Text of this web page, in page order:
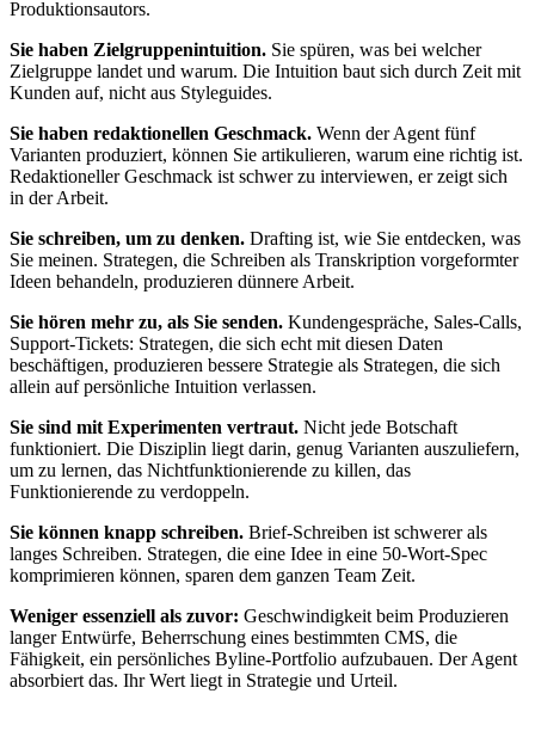
Produktionsautors.
Sie haben Zielgruppenintuition. Sie spüren, was bei welcher
Zielgruppe landet und warum. Die Intuition baut sich durch Zeit mit
Kunden auf, nicht aus Styleguides.
Sie haben redaktionellen Geschmack. Wenn der Agent fünf
Varianten produziert, können Sie artikulieren, warum eine richtig ist.
Redaktioneller Geschmack ist schwer zu interviewen, er zeigt sich
in der Arbeit.
Sie schreiben, um zu denken. Drafting ist, wie Sie entdecken, was
Sie meinen. Strategen, die Schreiben als Transkription vorgeformter
Ideen behandeln, produzieren dünnere Arbeit.
Sie hören mehr zu, als Sie senden. Kundengespräche, Sales-Calls,
Support-Tickets: Strategen, die sich echt mit diesen Daten
beschäftigen, produzieren bessere Strategie als Strategen, die sich
allein auf persönliche Intuition verlassen.
Sie sind mit Experimenten vertraut. Nicht jede Botschaft
funktioniert. Die Disziplin liegt darin, genug Varianten auszuliefern,
um zu lernen, das Nichtfunktionierende zu killen, das
Funktionierende zu verdoppeln.
Sie können knapp schreiben. Brief-Schreiben ist schwerer als
langes Schreiben. Strategen, die eine Idee in eine 50-Wort-Spec
komprimieren können, sparen dem ganzen Team Zeit.
Weniger essenziell als zuvor: Geschwindigkeit beim Produzieren
langer Entwürfe, Beherrschung eines bestimmten CMS, die
Fähigkeit, ein persönliches Byline-Portfolio aufzubauen. Der Agent
absorbiert das. Ihr Wert liegt in Strategie und Urteil.